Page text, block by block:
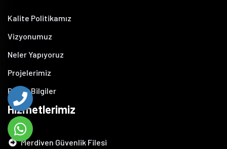
Kalite Politikamız
Vizyonumuz
Neler Yapıyoruz
Projelerimiz
Pratik Bilgiler
Hizmetlerimiz
Merdiven Güvenlik Filesi